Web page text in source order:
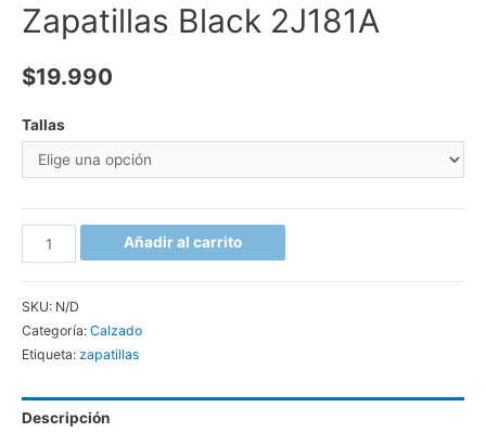
Zapatillas Black 2J181A
$19.990
Tallas
Añadir al carrito
SKU: N/D
Categoría: Calzado
Etiqueta: zapatillas
Descripción